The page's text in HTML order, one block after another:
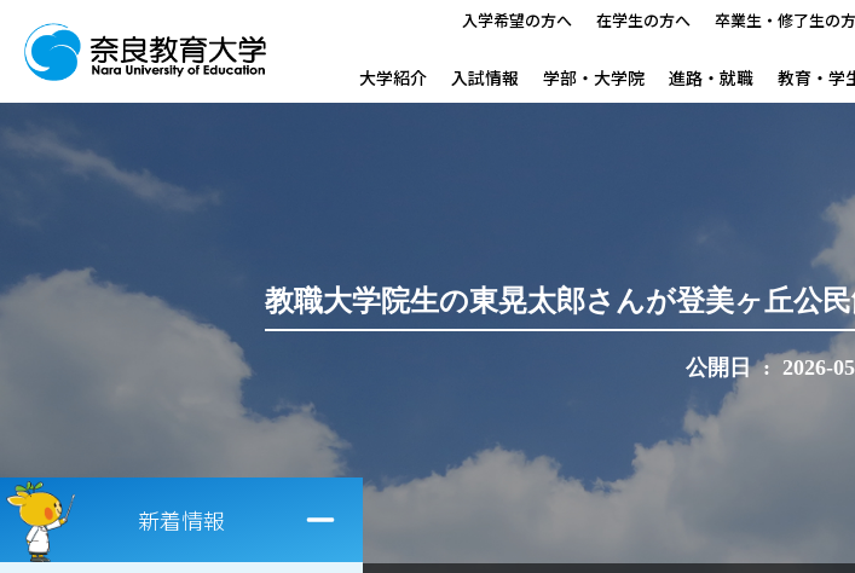
入学希望の方へ 在学生の方へ 卒業生・修了生の
大学紹介 入試情報 学部・大学院 進路・就職 教育・学
教職大学院生の東晃太郎さんが登美ヶ丘公
公開日 : 2026-
新着情報